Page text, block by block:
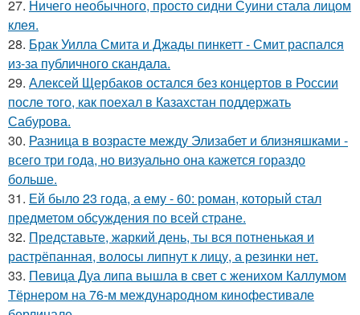
27. Ничего необычного, просто сидни Суини стала лицом
клея.
28. Брак Уилла Смита и Джады пинкетт - Смит распался
из-за публичного скандала.
29. Алексей Щербаков остался без концертов в России
после того, как поехал в Казахстан поддержать
Сабурова.
30. Разница в возрасте между Элизабет и близняшками -
всего три года, но визуально она кажется гораздо
больше.
31. Ей было 23 года, а ему - 60: роман, который стал
предметом обсуждения по всей стране.
32. Представьте, жаркий день, ты вся потненькая и
растрёпанная, волосы липнут к лицу, а резинки нет.
33. Певица Дуа липа вышла в свет с женихом Каллумом
Тёрнером на 76-м международном кинофестивале